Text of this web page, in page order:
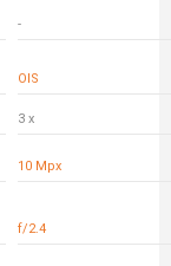
-
OIS
3 x
10 Mpx
f/2.4